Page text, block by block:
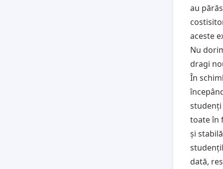
au
aceste
Nu
dragi
În
studenți
toate în
și
dată,